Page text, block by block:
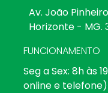
Av. João
Horizonte - MG.
FUNCIONAMENTO
Seg a Sex: 8h às
online e telefone)